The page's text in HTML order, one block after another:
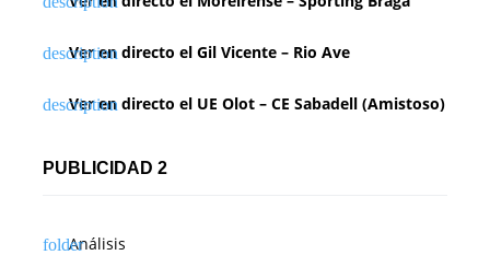
Ver en directo el Gil Vicente – Rio Ave
Ver en directo el UE Olot – CE Sabadell (Amistoso)
PUBLICIDAD 2
Análisis